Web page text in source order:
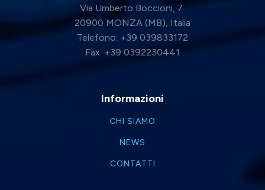
Via Umberto Boccioni, 7
20900 MONZA (MB), Italia
Telefono: +39 039833172
Fax: +39 0392230441
Informazioni
CHI SIAMO
NEWS
CONTATTI